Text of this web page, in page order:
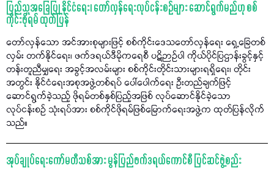
ပြည်သူအခြေပြု နိုင်ငံရေး၊ တော်လှန်ရေးလုပ်ငန်းစဉ်များ ဆောင်ရွက်မည်ဟု စစ်
ကိုင်းဖိုရမ် ထုတ်ပြန်
တော်လှန်သော အင်အားစုများဖြင့် စစ်ကိုင်းဒေသတော်လှန်ရေး ရှေ့ခြေတစ်
လှမ်း တက်နိုင်ရေး၊ ဖက်ဒရယ်ဒီမိုကရေစီ ပဋိဉာဉ်ပါ ကိုယ်ပိုင်ပြဌာန်းခွင့်နှင့်
တန်းတူညီမျှရေး အခွင့်အလမ်းများ စစ်ကိုင်းတိုင်းသားများရရှိရေး၊ တိုင်း
အတွင်း နိုင်ငံရေးအစုအဖွဲ့တစ်ရပ် ပေါ်ပေါက်ရေး ဦးတည်ချက်ဖြင့်
ဆောင်ရွက်ခဲ့သည့် ဖိုရမ်တစ်နှစ်ပြည့်အဖြစ် လုပ်ဆောင်နိုင်ခဲ့သော
လုပ်ငန်းစဉ် သုံးရပ်အား စစ်ကိုင်ဖိုရမ်ဖြစ်မြောက်ရေးအဖွဲ့က ထုတ်ပြန်လိုက်
သည်။
အုပ်ချုပ်ရေးကော်မတီသစ်အား မွန်ပြည်ဖက်ဒရယ်ကောင်စီ ပြင်ဆင်ဖွဲ့စည်း